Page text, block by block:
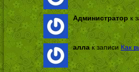
Администратор к
алла к записи Как